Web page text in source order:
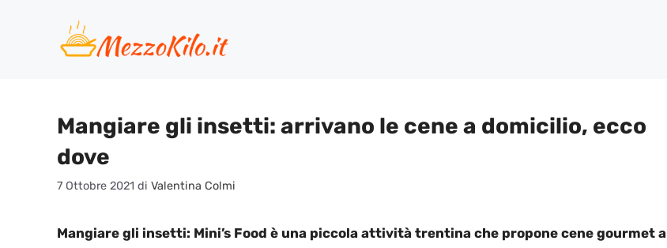
contenuto
Mangiare gli insetti: arrivano le cene a domicilio, ecco
dove
7 Ottobre 2021 di Valentina Colmi
Mangiare gli insetti: Mini’s Food è una piccola attività trentina che propone cene gourmet a